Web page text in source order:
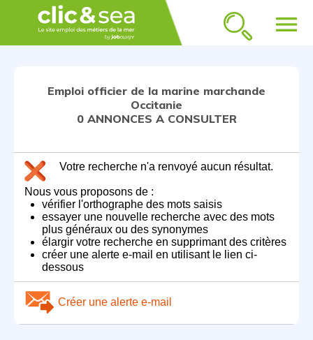
menu
Emploi officier de la marine marchande
Occitanie
0 ANNONCES A CONSULTER
Votre recherche n'a renvoyé aucun résultat.
Nous vous proposons de :
vérifier l'orthographe des mots saisis
essayer une nouvelle recherche avec des mots
plus généraux ou des synonymes
élargir votre recherche en supprimant des critères
créer une alerte e-mail en utilisant le lien ci-
dessous
Créer une alerte e-mail